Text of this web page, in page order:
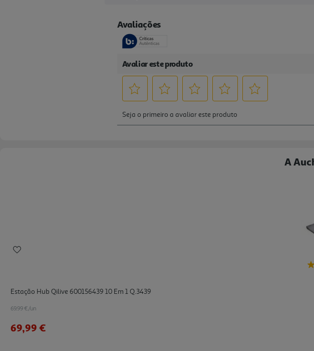
A
Estação Hub Qilive 600156439 10 Em 1 Q.3439
69.99 €/un
69,99 €